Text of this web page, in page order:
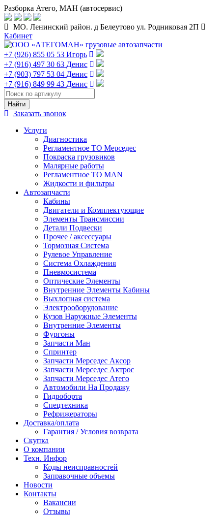
Разборка Атего, МАН (автосервис)
МО. Ленинский район. д Белеутово ул. Родниковая 2П
Кабинет
+7 (926) 855 05 53 Игорь
+7 (916) 497 30 63 Денис
+7 (903) 797 53 04 Денис
+7 (916) 849 99 43 Денис
Заказать звонок
Услуги
Диагностика
Регламентное ТО Мерседес
Покраска грузовиков
Малярные работы
Регламентное ТО MAN
Жидкости и фильтры
Автозапчасти
Кабины
Двигатели и Комплектующие
Элементы Трансмиссии
Детали Подвески
Прочее / аксессуары
Тормозная Система
Рулевое Управление
Система Охлаждения
Пневмосистема
Оптические Элементы
Внутренние Элементы Кабины
Выхлопная система
Электрооборудование
Кузов Наружные Элементы
Внутренние Элементы
Фургоны
Запчасти Ман
Спринтер
Запчасти Мерседес Аксор
Запчасти Мерседес Актрос
Запчасти Мерседес Атего
Автомобили На Продажу
Гидроборта
Спецтехника
Рефрижераторы
Доставка/оплата
Гарантия / Условия возврата
Скупка
О компании
Техн. Инфор
Коды неисправностей
Заправочные объемы
Новости
Контакты
Вакансии
Отзывы